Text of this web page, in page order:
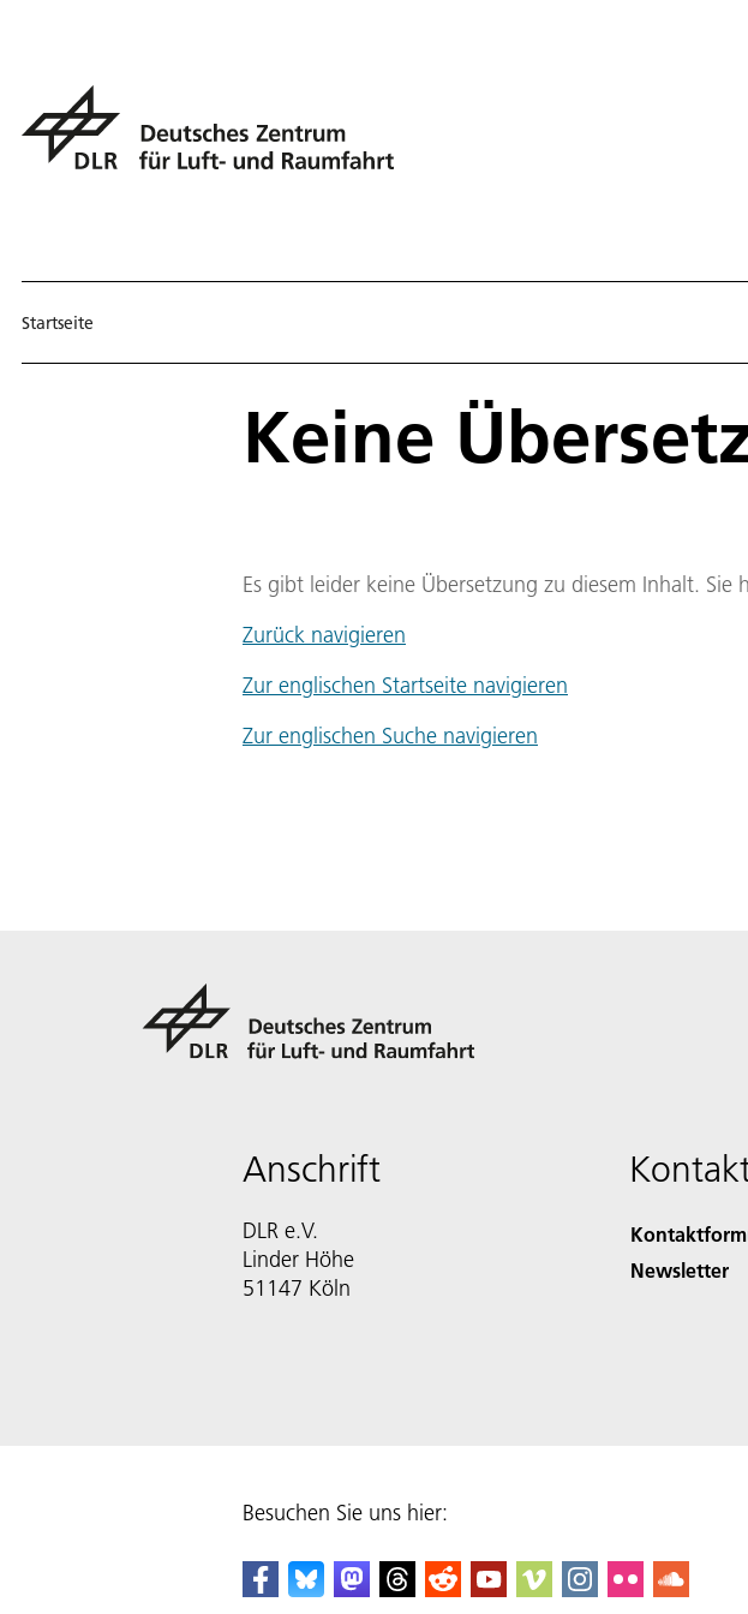
Startseite
Keine
Es gibt leider keine Übersetzung zu diesem Inhalt.
Zurück navigieren
Zur englischen Startseite navigieren
Zur englischen Suche navigieren
Anschrift
DLR e.V.
Linder Höhe
51147 Köln
Newsletter
Besuchen Sie uns hier: